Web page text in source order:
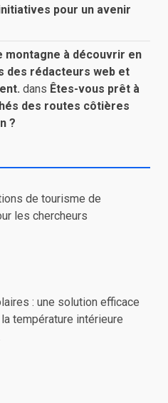
pour un avenir
montagne à découvrir en
des rédacteurs web et
dans Êtes-vous prêt à
des routes côtières
?
de tourisme de
les chercheurs
: une solution efficace
température intérieure